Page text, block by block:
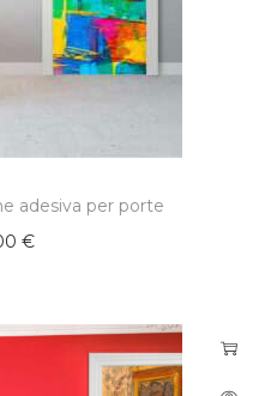
adesiva per porte
€